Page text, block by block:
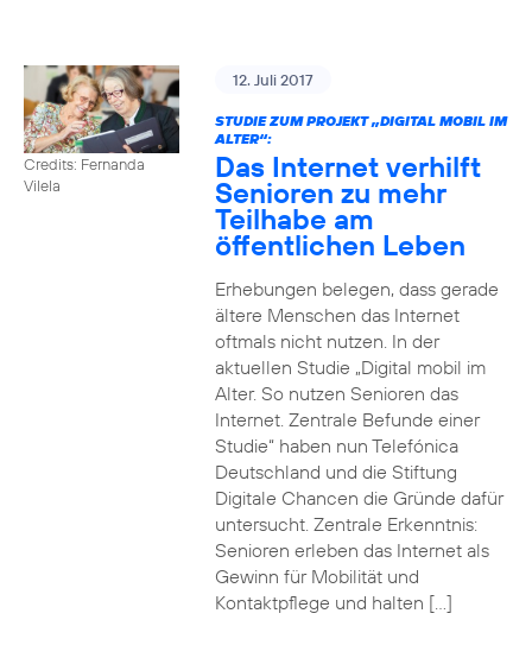
Credits: Fernanda
Vilela
12. Juli 2017
STUDIE ZUM PROJEKT „DIGITAL MOBIL IM
ALTER“:
Das Internet verhilft
Senioren zu mehr
Teilhabe am
öffentlichen Leben
Erhebungen belegen, dass gerade
ältere Menschen das Internet
oftmals nicht nutzen. In der
aktuellen Studie „Digital mobil im
Alter. So nutzen Senioren das
Internet. Zentrale Befunde einer
Studie“ haben nun Telefónica
Deutschland und die Stiftung
Digitale Chancen die Gründe dafür
untersucht. Zentrale Erkenntnis:
Senioren erleben das Internet als
Gewinn für Mobilität und
Kontaktpflege und halten […]